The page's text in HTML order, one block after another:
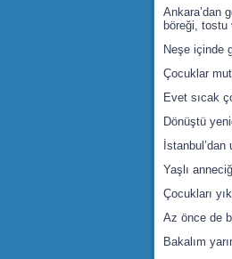
Ankara’dan
böreği, tostu
Neşe içinde
Çocuklar
Evet sıcak
Dönüştü
Yaşlı
Çocukları
Az önce de
Bakalım